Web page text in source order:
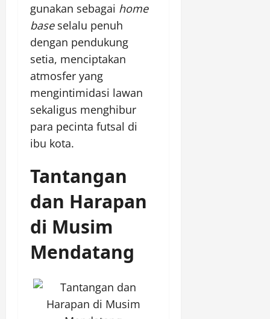
gunakan sebagai home
baseselalu penuh
dengan pendukung
setia, menciptakan
atmosfer yang
mengintimidasi lawan
sekaligus menghibur
para pecinta futsal di
ibu kota.
Tantangan
dan Harapan
di Musim
Mendatang